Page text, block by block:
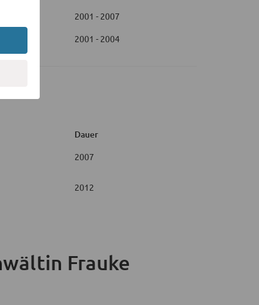
2001 - 2007
2001 - 2004
Dauer
2007
2012
Frauke